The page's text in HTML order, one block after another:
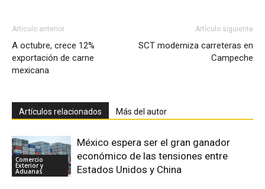
Artículo anterior
A octubre, crece 12%
exportación de carne
mexicana
Artículo siguiente
SCT moderniza carreteras en
Campeche
Artículos relacionados Más del autor
Comercio
Exterior y
Aduanas
México espera ser el gran ganador
económico de las tensiones entre
Estados Unidos y China